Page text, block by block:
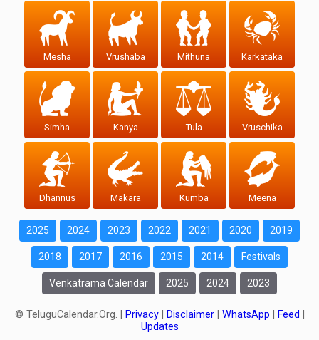
Mesha Vrushaba Mithuna Karkataka
Simha Kanya Tula Vruschika
Dhannus Makara Kumba Meena
2025 2024 2023 2022 2021 2020 2019
2018 2017 2016 2015 2014 Festivals
Venkatrama Calendar 2025 2024 2023
© TeluguCalendar.Org. | Privacy| Disclaimer| WhatsApp Feed
Updates